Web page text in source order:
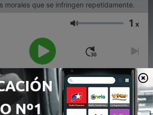
morales que se infringen repetidamente.
Volumen 1 x
00:00